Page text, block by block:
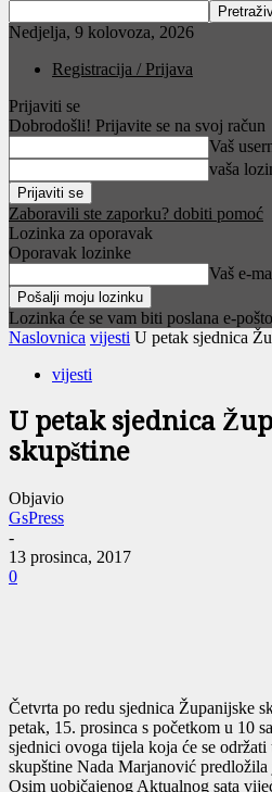
Nedjelja, 9 kolovoza, 2026
Registracija / Prijava
Prijaviti se
Dobrodošli! Prijavite se na svoj račun
Vaš
vaša
Zaboravili ste zaporku? dobiti pomoć
Lozinka za oporavak
Oporavak lozinke
Vaš e-
Lozinka će se vam biti poslana e-
Naslovnica vijesti U petak sjednica
vijesti
U petak sjednica
skupštine
Objavio
GsPress
-
13 prosinca, 2017
0
Četvrta po redu sjednica Županijske
petak, 15. prosinca s početkom u 10
sjednici ovoga tijela koja će se
skupštine Nada Marjanović
Osim uobičajenog Aktualnog sata